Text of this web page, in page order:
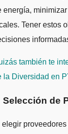
energía,
Tener estos
también te
la Diversidad en
Selección de
elegir